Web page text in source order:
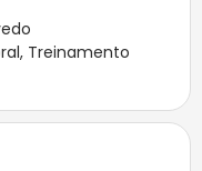
, Treinamento